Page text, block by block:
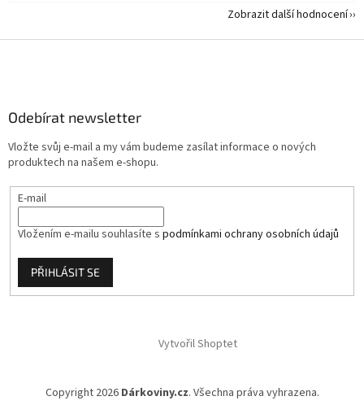
Zobrazit další hodnocení
Odebírat newsletter
Vložte svůj e-mail a my vám budeme zasílat informace o nových
produktech na našem e-shopu.
E-mail
Vložením e-mailu souhlasíte s podmínkami ochrany osobních údajů
PŘIHLÁSIT SE
Vytvořil Shoptet
Copyright 2026 Dárkoviny.cz. Všechna práva vyhrazena.